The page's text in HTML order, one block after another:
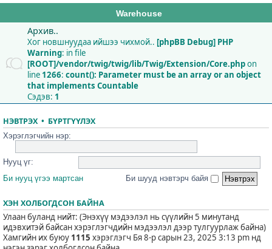
Warehouse
Архив..
Хог новшнуудаа ийшээ чихмой.. [phpBB Debug] PHP
Warning: in file
[ROOT]/vendor/twig/twig/lib/Twig/Extension/Core.phpon
line 1266: count(): Parameter must be an array or an object
that implements Countable
Сэдэв: 1
НЭВТРЭХ• БҮРТГҮҮЛЭХ
Хэрэглэгчийн нэр:
Нууц үг:
Би нууц үгээ мартсан
Би шууд нэвтэрч байя
ХЭН ХОЛБОГДСОН БАЙНА
Улаан буланд нийт: (Энэхүү мэдээлэл нь сүүлийн 5 минутанд
идэвхитэй байсан хэрэглэгчдийн мэдээлэл дээр тулгуурлаж байна)
Хамгийн их буюу 1115 хэрэглэгч Бя 8-р сарын 23, 2025 3:13 pm нд